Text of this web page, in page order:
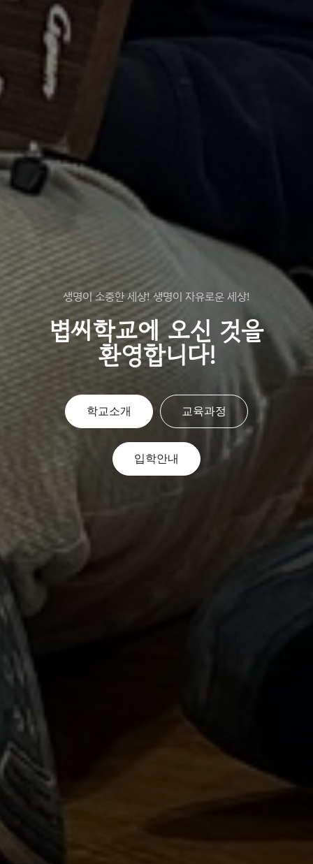
생명이 소중한 세상! 생명이 자유로운 세상!
볍씨학교에 오신 것을
환영합니다!
학교소개 교육과정
입학안내